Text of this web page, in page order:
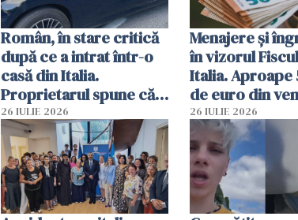
Român, în stare critică
după ce a intrat într-o
casă din Italia.
Proprietarul spune că
s-a apărat cu un cuțit
26 IULIE 2026
Menajere și
în vizorul
Italia. Aproape
de euro din
ascunși de
26 IULIE 2026